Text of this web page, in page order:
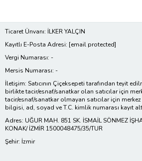
Ticaret Ünvanı: İLKER YALÇIN
Kayıtlı E-Posta Adresi: [email protected]
Vergi Numarası: -
Mersis Numarası: -
İletişim: Satıcının Çiçeksepeti tarafından teyit
birlikte tacir/esnaf/sanatkar olan satıcılar için
tacir/esnaf/sanatkar olmayan satıcılar için
bilgisi, ad, soyad ve T.C. kimlik numarası kayıt
Adres: UĞUR MAH. 851 SK. İSMAİL SÖNMEZ
KONAK/ İZMİR 1500048475/35/TUR
Şehir: İzmir